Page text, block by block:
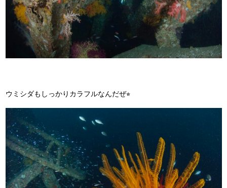
ウミシダもしっかりカラフルなんだぜ⭐︎